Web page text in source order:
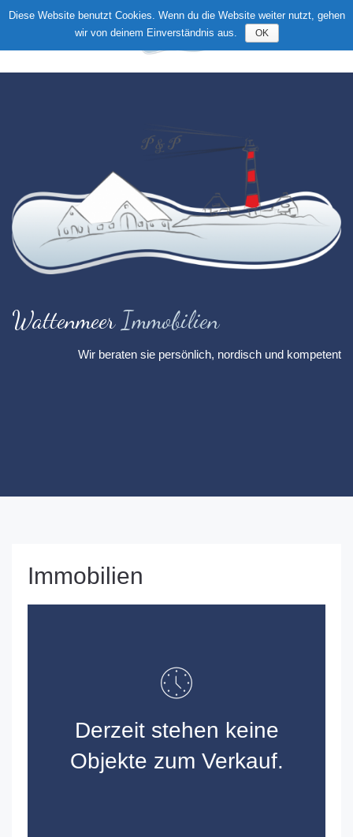
navigation
WattenmeerImmobilien
Wir beraten sie persönlich, nordisch und kompetent
Immobilien
Derzeit stehen keine
Objekte zum Verkauf.
Diese Website benutzt Cookies. Wenn du die Website weiter nutzt, gehen
wir von deinem Einverständnis aus.
OK